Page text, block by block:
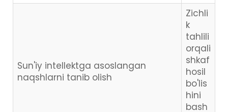
Sun'iy intellektga asoslangan
naqshlarni tanib olish
Zichli
k
tahlili
orqali
shkaf
hosil
bo'lis
hini
bash